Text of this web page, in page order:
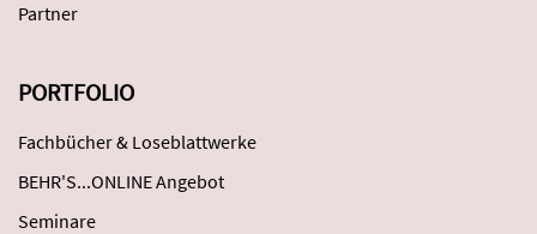
Partner
PORTFOLIO
Fachbücher & Loseblattwerke
BEHR'S...ONLINE Angebot
Seminare